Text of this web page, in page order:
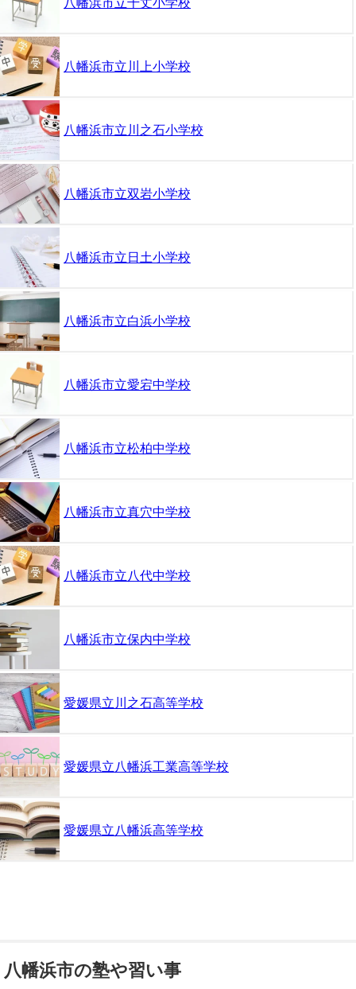
八幡浜市立川上小学校
八幡浜市立川之石小学校
八幡浜市立双岩小学校
八幡浜市立日土小学校
八幡浜市立白浜小学校
八幡浜市立愛宕中学校
八幡浜市立松柏中学校
八幡浜市立真穴中学校
八幡浜市立八代中学校
八幡浜市立保内中学校
愛媛県立川之石高等学校
愛媛県立八幡浜工業高等学校
愛媛県立八幡浜高等学校
八幡浜市の塾や習い事